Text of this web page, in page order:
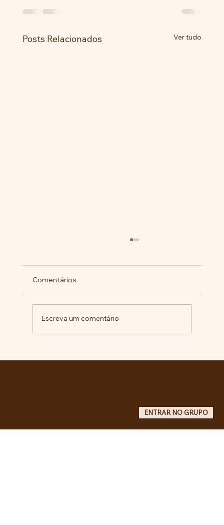
Posts Relacionados Ver tudo
Comentários
Escreva um comentário
ENTRAR NO GRUPO